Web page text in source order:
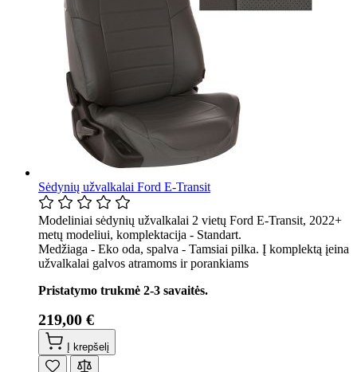
Sėdynių užvalkalai Ford E-Transit
Modeliniai sėdynių užvalkalai 2 vietų Ford E-Transit, 2022+
metų modeliui, komplektacija - Standart.
Medžiaga - Eko oda, spalva - Tamsiai pilka. Į komplektą įeina
užvalkalai galvos atramoms ir porankiams
Pristatymo trukmė 2-3 savaitės.
219,00 €
Į krepšelį